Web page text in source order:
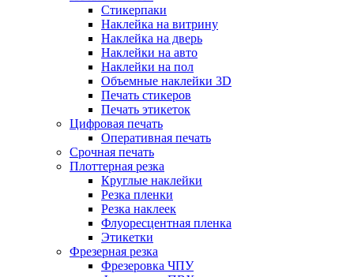
Стикерпаки
Наклейка на витрину
Наклейка на дверь
Наклейки на авто
Наклейки на пол
Объемные наклейки 3D
Печать стикеров
Печать этикеток
Цифровая печать
Оперативная печать
Срочная печать
Плоттерная резка
Круглые наклейки
Резка пленки
Резка наклеек
Флуоресцентная пленка
Этикетки
Фрезерная резка
Фрезеровка ЧПУ